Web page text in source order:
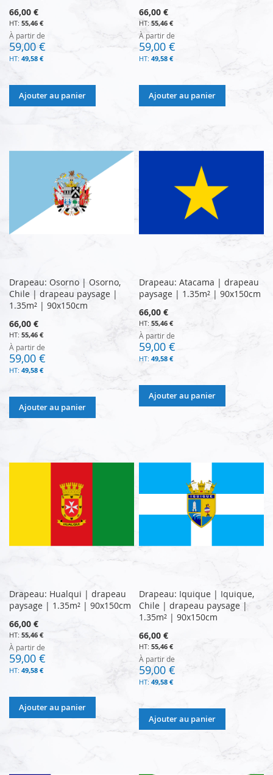
66,00 €
55,46 €
À partir de
59,00 €
49,58 €
Ajouter au panier
66,00 €
55,46 €
À partir de
59,00 €
49,58 €
Ajouter au panier
Drapeau: Osorno | Osorno,
Chile | drapeau paysage |
1.35m² | 90x150cm
66,00 €
55,46 €
À partir de
59,00 €
49,58 €
Ajouter au panier
Drapeau: Atacama | drapeau
paysage | 1.35m² | 90x150cm
66,00 €
55,46 €
À partir de
59,00 €
49,58 €
Ajouter au panier
Drapeau: Hualqui | drapeau
paysage | 1.35m² | 90x150cm
66,00 €
55,46 €
À partir de
59,00 €
49,58 €
Ajouter au panier
Drapeau: Iquique | Iquique,
Chile | drapeau paysage |
1.35m² | 90x150cm
66,00 €
55,46 €
À partir de
59,00 €
49,58 €
Ajouter au panier